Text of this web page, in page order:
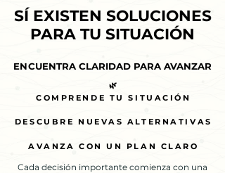
SÍ EXISTEN SOLUCIONES
PARA TU SITUACIÓN
SÍ EXISTEN SOLUCIONES
PARA TU SITUACIÓN
ENCUENTRA CLARIDAD PARA AVANZAR
ENCUENTRA CLARIDAD PARA AVANZAR
🌿
COMPRENDE TU SITUACIÓN
DESCUBRE NUEVAS ALTERNATIVAS
AVANZA CON UN PLAN CLARO
🌿
COMPRENDE TU SITUACIÓN
DESCUBRE NUEVAS ALTERNATIVAS
AVANZA CON UN PLAN CLARO
Cada decisión importante comienza con una